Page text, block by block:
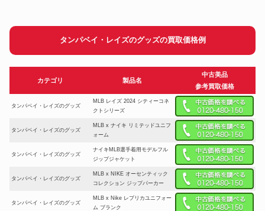
タンパベイ・レイズのグッズの買取価格例
カテゴリ 製品名
中古美品
参考買取価格
タンパベイ・レイズのグッズ
MLB レイズ 2024 シティーコネ
クトシリーズ
タンパベイ・レイズのグッズ
MLB x ナイキ リミテッドユニフ
ォーム
タンパベイ・レイズのグッズ
ナイキMLB選手着用モデルフル
ジップジャケット
タンパベイ・レイズのグッズ
MLB x NIKE オーセンティック
コレクション ジップパーカー
タンパベイ・レイズのグッズ
MLB x Nike レプリカユニフォー
ム ブランク